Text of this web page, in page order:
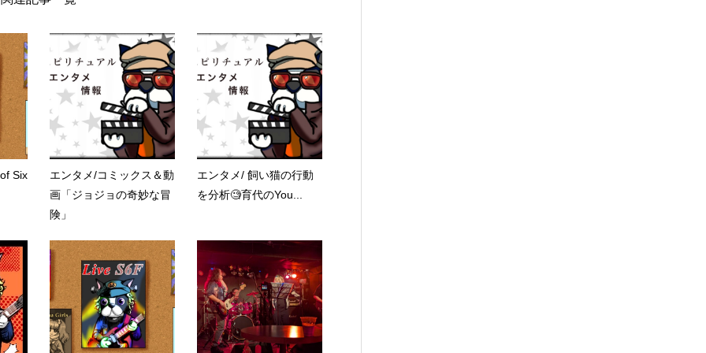
Six
エンタメ/コミックス＆動
画「ジョジョの奇妙な冒
険」
エンタメ/ 飼い猫の行動
を分析🧐育代のYou...